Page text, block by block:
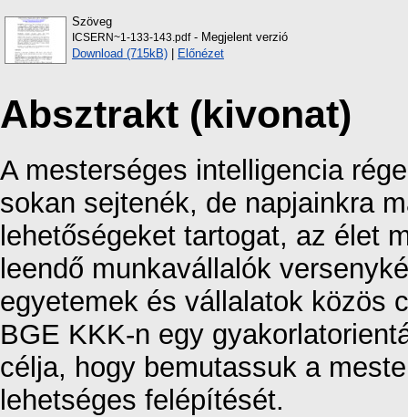
Szöveg
ICSERN~1-133-143.pdf- Megjelent verzió
Download (715kB) | Előnézet
Absztrakt (kivonat)
A mesterséges intelligencia
sokan sejtenék, de napjainkra
lehetőségeket tartogat, az élet
leendő munkavállalók
egyetemek és vállalatok közös
BGE KKK-n egy
célja, hogy bemutassuk a
lehetséges felépítését.